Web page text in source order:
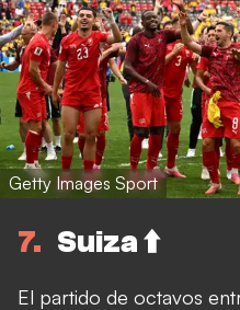
Getty Images Sport
7 Suiza ⬆️
El partido de octavos